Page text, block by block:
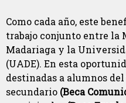
Como cada año, este
trabajo conjunto entre la
Madariaga y la
(UADE). En esta
destinadas a alumnos
secundario (Beca